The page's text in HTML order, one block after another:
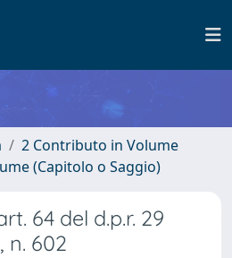
2 Contributo in Volume
(Capitolo o Saggio)
64 del d.p.r. 29
n. 602